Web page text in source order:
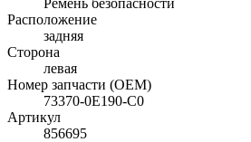
Расположение
задняя
Сторона
левая
Номер запчасти (OEM)
73370-0E190-C0
Артикул
856695